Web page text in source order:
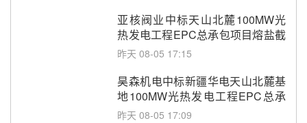
亚核阀业中标天山北麓100MW光
热发电工程EPC总承包项目熔盐截
止阀、熔盐三偏心蝶阀采购
昨天 08-05 17:15
昊森机电中标新疆华电天山北麓基
地100MW光热发电工程EPC总承
包项目熔盐介质超声波流量计采购
昨天 08-05 17:09